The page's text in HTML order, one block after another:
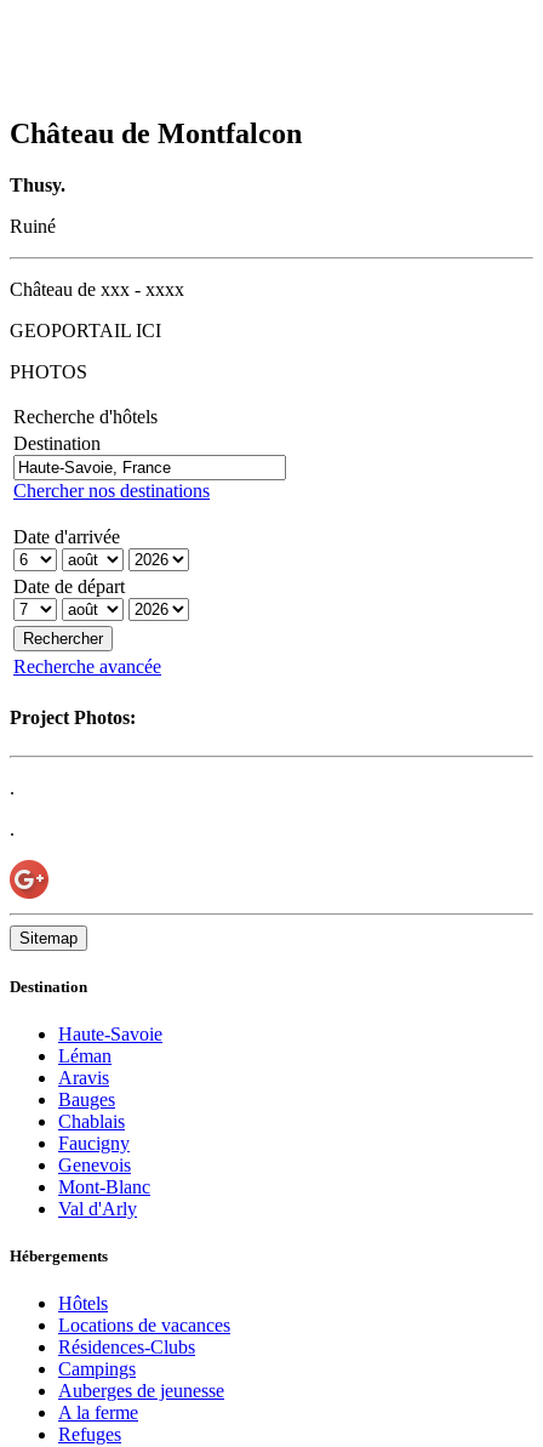
Château de Montfalcon
Thusy.
Ruiné
Château de xxx - xxxx
GEOPORTAIL ICI
PHOTOS
Recherche d'hôtels
Destination
Chercher nos destinations
Date d'arrivée
Date de départ
Recherche avancée
Project Photos:
.
.
Sitemap
Destination
Haute-Savoie
Léman
Aravis
Bauges
Chablais
Faucigny
Genevois
Mont-Blanc
Val d'Arly
Hébergements
Hôtels
Locations de vacances
Résidences-Clubs
Campings
Auberges de jeunesse
A la ferme
Refuges